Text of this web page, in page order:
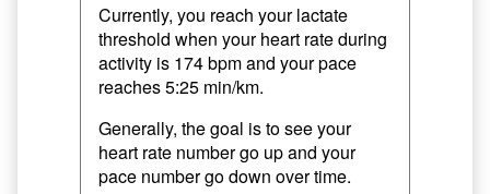
Currently, you reach your lactate
threshold when your heart rate during
activity is 174 bpm and your pace
reaches 5:25 min/km.
Generally, the goal is to see your
heart rate number go up and your
pace number go down over time.